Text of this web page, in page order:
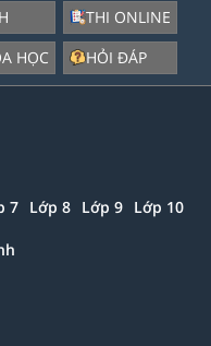
HỌC
THI ONLINE
HỎI ĐÁP
7 Lớp 8 Lớp 9 Lớp 10